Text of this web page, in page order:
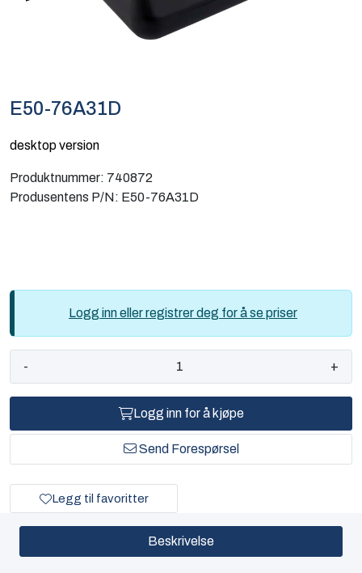
E50-76A31D
desktop version
Produktnummer: 740872
Produsentens P/N: E50-76A31D
Logg inn eller registrer deg for å se priser
- +
Logg inn for å kjøpe
Send Forespørsel
Legg til favoritter
Beskrivelse
Kurs og eventer
Infosenter